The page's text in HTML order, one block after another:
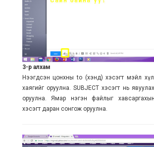
3-р алхам
Нээгдсэн цонхны to (хэнд) хэсэгт мэйл
хаягийг оруулна. SUBJECT хэсэгт нь
оруулна. Ямар нэгэн файлыг
хэсэгт даран сонгож оруулна.